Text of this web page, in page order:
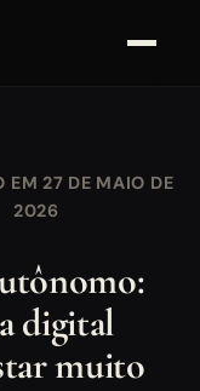
EM 27 DE MAIO DE
2026
digital
muito